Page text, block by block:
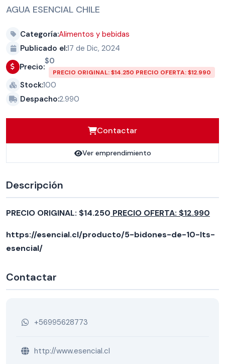
AGUA ESENCIAL CHILE
Categoría:Alimentos y bebidas
Publicado el:17 de Dic, 2024
Precio:
$0
PRECIO ORIGINAL: $14.250 PRECIO OFERTA: $12.990
Stock:100
Despacho:2.990
Contactar
Ver emprendimiento
Descripción
PRECIO ORIGINAL: $14.250 PRECIO OFERTA: $12.990
https://esencial.cl/producto/5-bidones-de-10-lts-
esencial/
Contactar
+56995628773
http://www.esencial.cl